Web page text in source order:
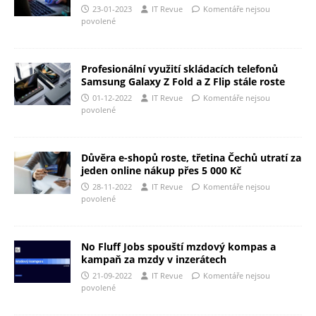
23-01-2023 IT Revue
Komentáře nejsou
povolené
Profesionální využití skládacích telefonů
Samsung Galaxy Z Fold a Z Flip stále roste
01-12-2022 IT Revue
Komentáře nejsou
povolené
Důvěra e-shopů roste, třetina Čechů utratí za
jeden online nákup přes 5 000 Kč
28-11-2022 IT Revue
Komentáře nejsou
povolené
No Fluff Jobs spouští mzdový kompas a
kampaň za mzdy v inzerátech
21-09-2022 IT Revue
Komentáře nejsou
povolené